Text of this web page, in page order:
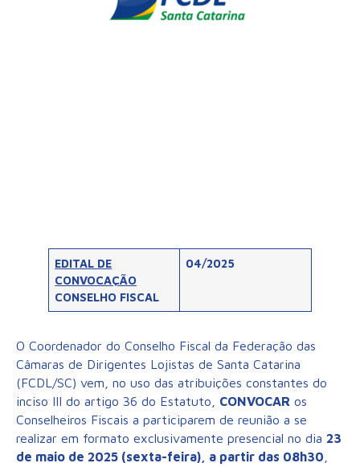
EDITAL DE
CONVOCAÇÃO
CONSELHO FISCAL
04/2025
O Coordenador do Conselho Fiscal da Federação das
Câmaras de Dirigentes Lojistas de Santa Catarina
(FCDL/SC) vem, no uso das atribuições constantes do
inciso III do artigo 36 do Estatuto, CONVOCAR os
Conselheiros Fiscais a participarem de reunião a se
realizar em formato exclusivamente presencial no dia 23
de maio de 2025 (sexta-feira), a partir das 08h30